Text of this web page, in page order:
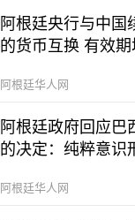
阿根廷央行与中国
的货币互换 有效
阿根廷华人网
阿根廷政府回应巴
的决定：纯粹意识
阿根廷华人网